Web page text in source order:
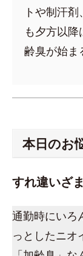
トや制汗
も夕方以
齢臭が始ま
本日のお
すれ違いざ
通勤時にいろ
っとしたニオ